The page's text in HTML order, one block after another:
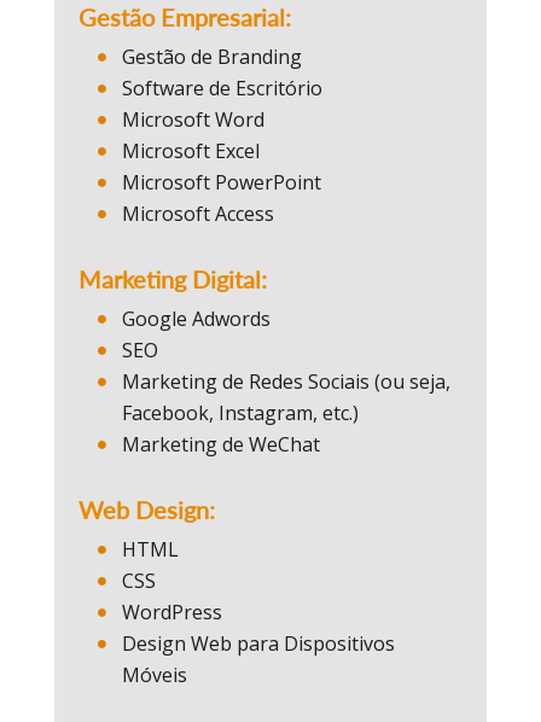
Gestão Empresarial:
Gestão de Branding
Software de Escritório
Microsoft Word
Microsoft Excel
Microsoft PowerPoint
Microsoft Access
Marketing Digital:
Google Adwords
SEO
Marketing de Redes Sociais (ou seja,
Facebook, Instagram, etc.)
Marketing de WeChat
Web Design:
HTML
CSS
WordPress
Design Web para Dispositivos
Móveis